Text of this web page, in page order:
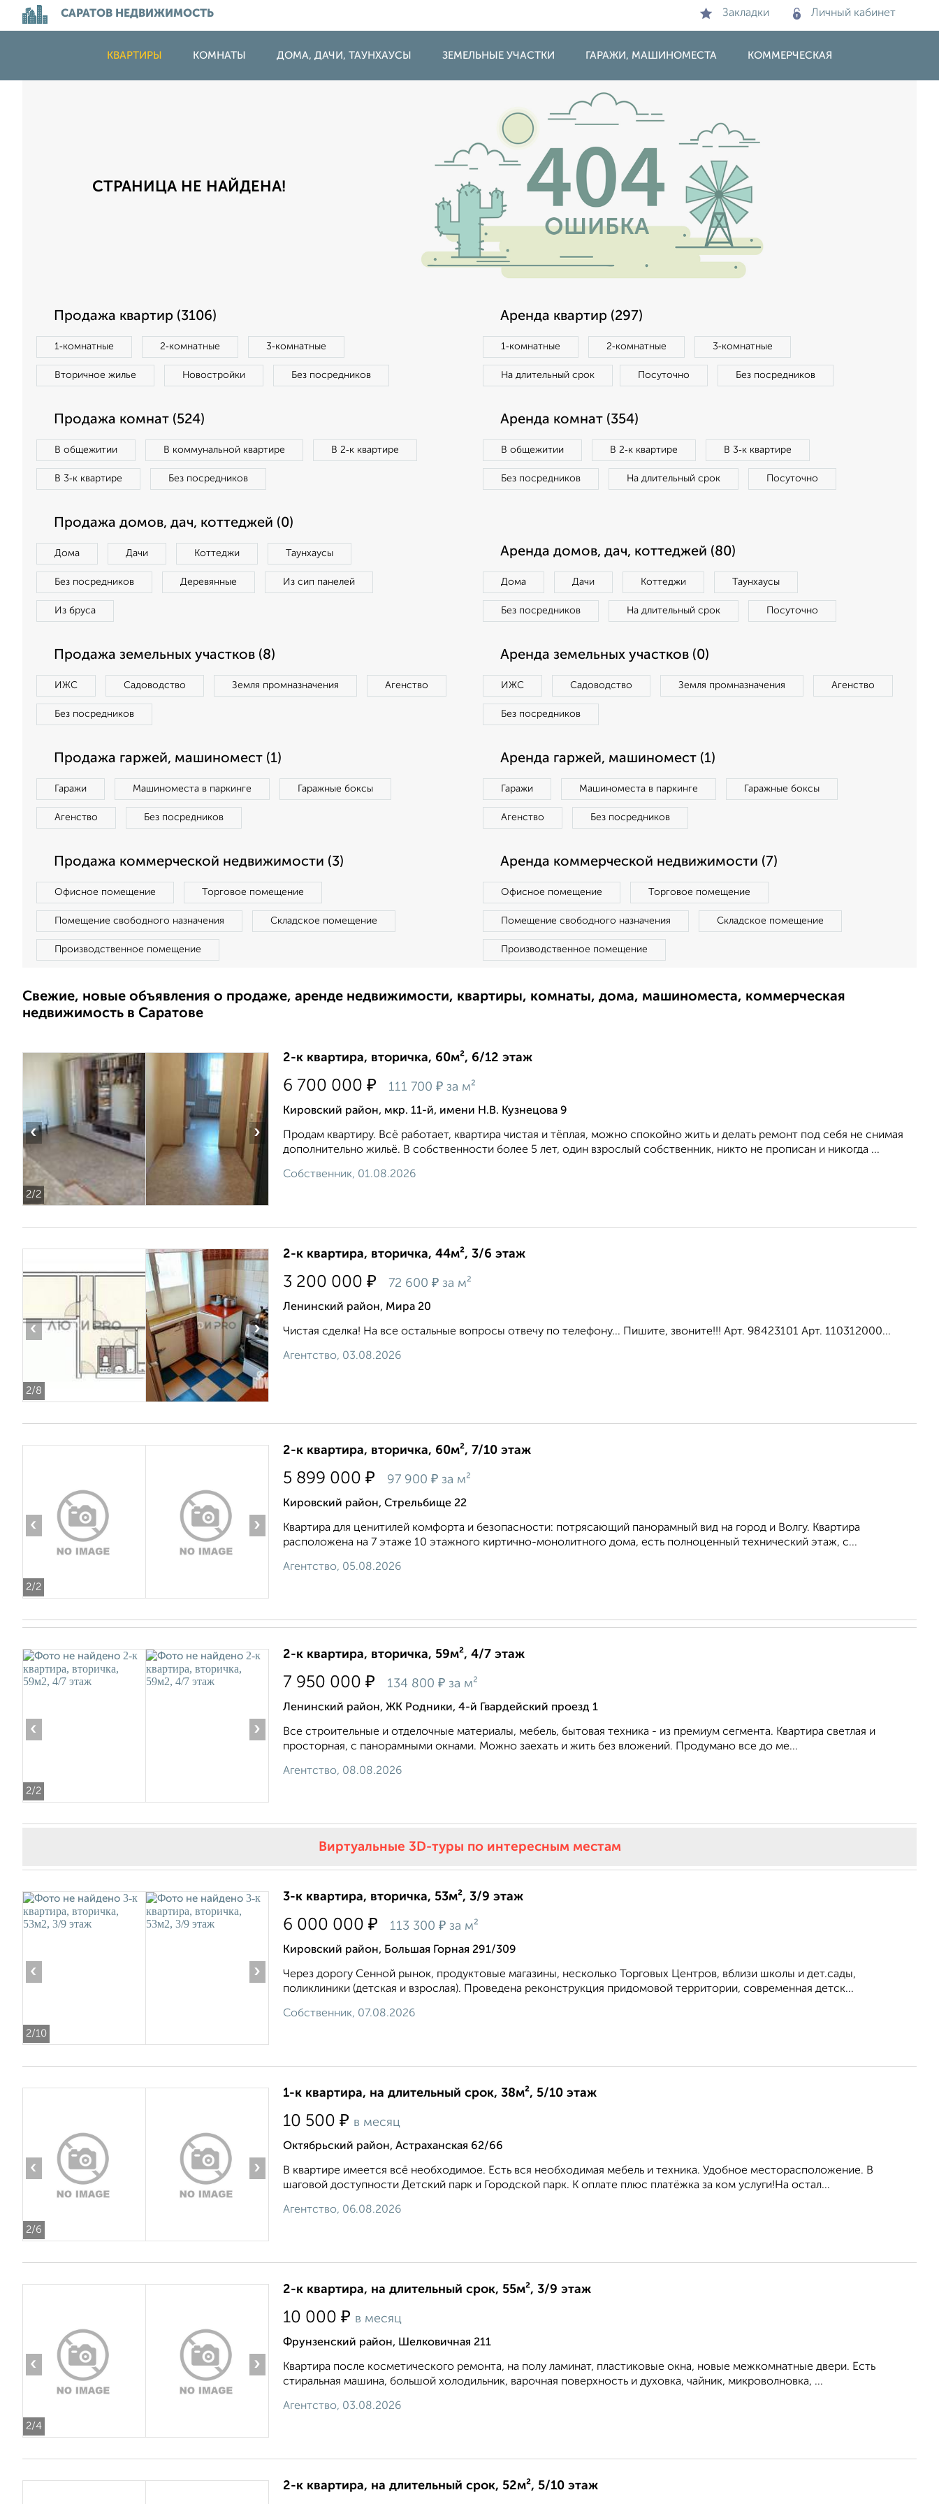
САРАТОВ НЕДВИЖИМОСТЬ Закладки Личный кабинет
КВАРТИРЫ КОМНАТЫ ДОМА, ДАЧИ, ТАУНХАУСЫ ЗЕМЕЛЬНЫЕ УЧАСТКИ ГАРАЖИ, МАШИНОМЕСТА КОММЕРЧЕСКАЯ
СТРАНИЦА НЕ НАЙДЕНА!
Продажа квартир (3106)
1‑комнатные 2‑комнатные 3‑комнатные
Вторичное жилье Новостройки Без посредников
Аренда квартир (297)
1‑комнатные 2‑комнатные 3‑комнатные
На длительный срок Посуточно Без посредников
Продажа комнат (524)
В общежитии В коммунальной квартире В 2‑к квартире
В 3‑к квартире Без посредников
Аренда комнат (354)
В общежитии В 2‑к квартире В 3‑к квартире
Без посредников На длительный срок Посуточно
Продажа домов, дач, коттеджей (0)
Дома Дачи Коттеджи Таунхаусы
Без посредников Деревянные Из сип панелей
Из бруса
Аренда домов, дач, коттеджей (80)
Дома Дачи Коттеджи Таунхаусы
Без посредников На длительный срок Посуточно
Продажа земельных участков (8)
ИЖС Садоводство Земля промназначения Агенство
Без посредников
Аренда земельных участков (0)
ИЖС Садоводство Земля промназначения Агенство
Без посредников
Продажа гаржей, машиномест (1)
Гаражи Машиноместа в паркинге Гаражные боксы
Агенство Без посредников
Аренда гаржей, машиномест (1)
Гаражи Машиноместа в паркинге Гаражные боксы
Агенство Без посредников
Продажа коммерческой недвижимости (3)
Офисное помещение Торговое помещение
Помещение свободного назначения Складское помещение
Производственное помещение
Аренда коммерческой недвижимости (7)
Офисное помещение Торговое помещение
Помещение свободного назначения Складское помещение
Производственное помещение
Свежие, новые объявления о продаже, аренде недвижимости, квартиры, комнаты, дома, машиноместа, коммерческая
недвижимость в Саратове
2/2
‹ ›
2-к квартира, вторичка, 60м², 6/12 этаж
6 700 000 ₽ 111 700 ₽ за м²
Кировский район, мкр. 11-й, имени Н.В. Кузнецова 9
Продам квартиру. Всё работает, квартира чистая и тёплая, можно спокойно жить и делать ремонт под себя не снимая
дополнительно жильё. В собственности более 5 лет, один взрослый собственник, никто не прописан и никогда ...
Собственник, 01.08.2026
2/8
‹ ›
2-к квартира, вторичка, 44м², 3/6 этаж
3 200 000 ₽ 72 600 ₽ за м²
Ленинский район, Мира 20
Чистая сделка! На все остальные вопросы отвечу по телефону... Пишите, звоните!!! Арт. 98423101 Арт. 110312000...
Агентство, 03.08.2026
2/2
‹ ›
2-к квартира, вторичка, 60м², 7/10 этаж
5 899 000 ₽ 97 900 ₽ за м²
Кировский район, Стрельбище 22
Квартира для ценитилей комфорта и безопасности: потрясающий панорамный вид на город и Волгу. Квартира
расположена на 7 этаже 10 этажного киртично-монолитного дома, есть полноценный технический этаж, с...
Агентство, 05.08.2026
2/2
‹ ›
2-к квартира, вторичка, 59м², 4/7 этаж
7 950 000 ₽ 134 800 ₽ за м²
Ленинский район, ЖК Родники, 4-й Гвардейский проезд 1
Все строительные и отделочные материалы, мебель, бытовая техника - из премиум сегмента. Квартира светлая и
просторная, с панорамными окнами. Можно заехать и жить без вложений. Продумано все до ме...
Агентство, 08.08.2026
Виртуальные 3D-туры по интересным местам
2/10
‹ ›
3-к квартира, вторичка, 53м², 3/9 этаж
6 000 000 ₽ 113 300 ₽ за м²
Кировский район, Большая Горная 291/309
Через дорогу Сенной рынок, продуктовые магазины, несколько Торговых Центров, вблизи школы и дет.сады,
поликлиники (детская и взрослая). Проведена реконструкция придомовой территории, современная детск...
Собственник, 07.08.2026
2/6
‹ ›
1-к квартира, на длительный срок, 38м², 5/10 этаж
10 500 ₽ в месяц
Октябрьский район, Астраханская 62/66
В квартире имеется всё необходимое. Есть вся необходимая мебель и техника. Удобное месторасположение. В
шаговой доступности Детский парк и Городской парк. К оплате плюс платёжка за ком услуги!На остал...
Агентство, 06.08.2026
2/4
‹ ›
2-к квартира, на длительный срок, 55м², 3/9 этаж
10 000 ₽ в месяц
Фрунзенский район, Шелковичная 211
Квартира после косметического ремонта, на полу ламинат, пластиковые окна, новые межкомнатные двери. Есть
стиральная машина, большой холодильник, варочная поверхность и духовка, чайник, микроволновка, ...
Агентство, 03.08.2026
2-к квартира, на длительный срок, 52м², 5/10 этаж